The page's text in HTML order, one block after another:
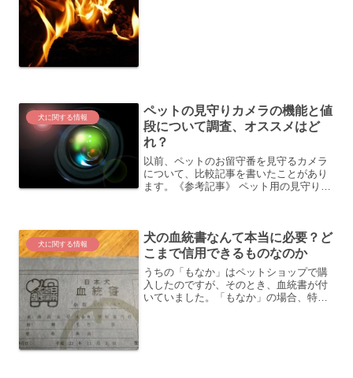
犬に関する情報
ペットの見守りカメラの機能と値
段について調査、オススメはど
れ？
以前、ペットのお留守番を見守るカメラ
について、比較記事を書いたことがあり
ます。《参考記事》 ペット用の見守りカ
目したのですが、カメラ機...
犬に関する情報
犬の血統書なんて本当に必要？ど
こまで信用できるものなのか
うちの「もなか」はペットショップで購
入したのですが、そのとき、血統書が付
いていました。「もなか」の場合、特に